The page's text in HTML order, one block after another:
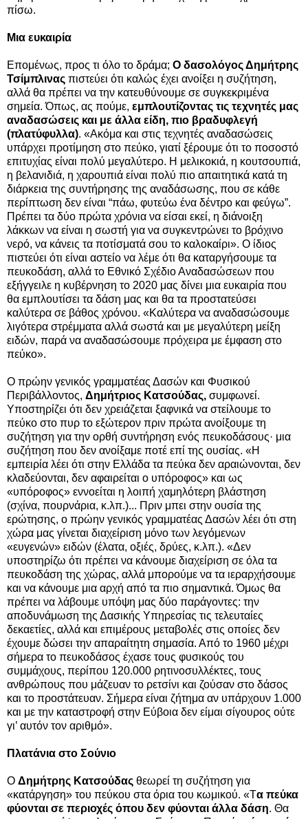
πίσω.
Μια ευκαιρία
Επομένως, προς τι όλο το δράμα; Ο δασολόγος Δημήτρης
Τσίμπλινας πιστεύει ότι καλώς έχει ανοίξει η συζήτηση,
αλλά θα πρέπει να την κατευθύνουμε σε συγκεκριμένα
σημεία. Όπως, ας πούμε, εμπλουτίζοντας τις τεχνητές μας
αναδασώσεις και με άλλα είδη, πιο βραδυφλεγή
(πλατύφυλλα). «Ακόμα και στις τεχνητές αναδασώσεις
υπάρχει προτίμηση στο πεύκο, γιατί ξέρουμε ότι το ποσοστό
επιτυχίας είναι πολύ μεγαλύτερο. Η μελικοκιά, η κουτσουπιά,
η βελανιδιά, η χαρουπιά είναι πολύ πιο απαιτητικά κατά τη
διάρκεια της συντήρησης της αναδάσωσης, που σε κάθε
περίπτωση δεν είναι “πάω, φυτεύω ένα δέντρο και φεύγω”.
Πρέπει τα δύο πρώτα χρόνια να είσαι εκεί, η διάνοιξη
λάκκων να είναι η σωστή για να συγκεντρώνει το βρόχινο
νερό, να κάνεις τα ποτίσματά σου το καλοκαίρι». Ο ίδιος
πιστεύει ότι είναι αστείο να λέμε ότι θα καταργήσουμε τα
πευκοδάση, αλλά το Εθνικό Σχέδιο Αναδασώσεων που
εξήγγειλε η κυβέρνηση το 2020 μας δίνει μια ευκαιρία που
θα εμπλουτίσει τα δάση μας και θα τα προστατεύσει
καλύτερα σε βάθος χρόνου. «Καλύτερα να αναδασώσουμε
λιγότερα στρέμματα αλλά σωστά και με μεγαλύτερη μείξη
ειδών, παρά να αναδασώσουμε πρόχειρα με έμφαση στο
πεύκο».
Ο πρώην γενικός γραμματέας Δασών και Φυσικού
Περιβάλλοντος, Δημήτριος Κατσούδας, συμφωνεί.
Υποστηρίζει ότι δεν χρειάζεται ξαφνικά να στείλουμε το
πεύκο στο πυρ το εξώτερον πριν πρώτα ανοίξουμε τη
συζήτηση για την ορθή συντήρηση ενός πευκοδάσους· μια
συζήτηση που δεν ανοίξαμε ποτέ επί της ουσίας. «Η
εμπειρία λέει ότι στην Ελλάδα τα πεύκα δεν αραιώνονται, δεν
κλαδεύονται, δεν αφαιρείται ο υπόροφος» και ως
«υπόροφος» εννοείται η λοιπή χαμηλότερη βλάστηση
(σχίνα, πουρνάρια, κ.λπ.)... Πριν μπει στην ουσία της
ερώτησης, ο πρώην γενικός γραμματέας Δασών λέει ότι στη
χώρα μας γίνεται διαχείριση μόνο των λεγόμενων
«ευγενών» ειδών (έλατα, οξιές, δρύες, κ.λπ.). «Δεν
υποστηρίζω ότι πρέπει να κάνουμε διαχείριση σε όλα τα
πευκοδάση της χώρας, αλλά μπορούμε να τα ιεραρχήσουμε
και να κάνουμε μια αρχή από τα πιο σημαντικά. Όμως θα
πρέπει να λάβουμε υπόψη μας δύο παράγοντες: την
αποδυνάμωση της Δασικής Υπηρεσίας τις τελευταίες
δεκαετίες, αλλά και επιμέρους μεταβολές στις οποίες δεν
έχουμε δώσει την απαραίτητη σημασία. Από το 1960 μέχρι
σήμερα το πευκοδάσος έχασε τους φυσικούς του
συμμάχους, περίπου 120.000 ρητινοσυλλέκτες, τους
ανθρώπους που μάζευαν το ρετσίνι και ζούσαν στο δάσος
και το προστάτευαν. Σήμερα είναι ζήτημα αν υπάρχουν 1.000
και με την καταστροφή στην Εύβοια δεν είμαι σίγουρος ούτε
γι’ αυτόν τον αριθμό».
Πλατάνια στο Σούνιο
Ο Δημήτρης Κατσούδας θεωρεί τη συζήτηση για
«κατάργηση» του πεύκου στα όρια του κωμικού. «Τα πεύκα
φύονται σε περιοχές όπου δεν φύονται άλλα δάση. Θα